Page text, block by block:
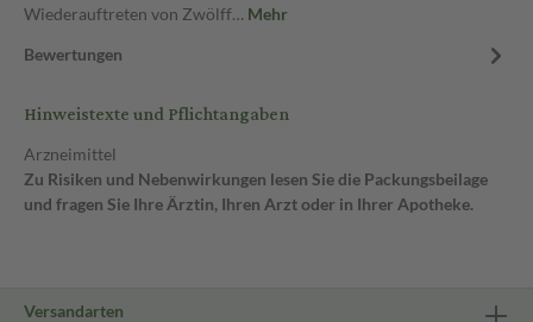
Wiederauftreten von Zwölff… Mehr
Bewertungen
Hinweistexte und Pflichtangaben
Arzneimittel
Zu Risiken und Nebenwirkungen lesen Sie die Packungsbeilage
und fragen Sie Ihre Ärztin, Ihren Arzt oder in Ihrer Apotheke.
Versandarten